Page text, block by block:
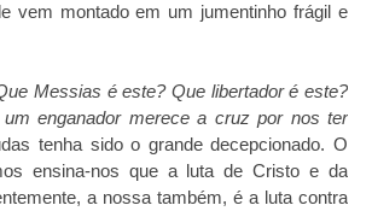
vem montado em um jumentinho frágil e
Messias é este? Que libertador é este?
enganador merece a cruz por nos ter
tenha sido o grande decepcionado. O
ensina-nos que a luta de Cristo e da
a nossa também, é a luta contra